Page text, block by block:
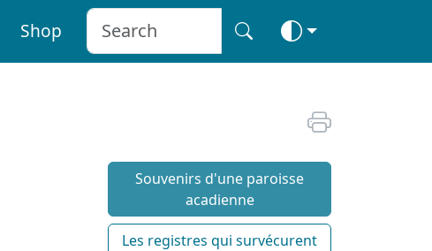
Shop
Souvenirs d'une paroisse
acadienne
Les registres qui survécurent